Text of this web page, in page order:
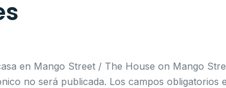
en Mango Street / The House on Mango
no será publicada. Los campos obligatorios